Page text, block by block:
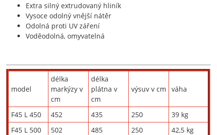
Extra silný extrudovaný hliník
Vysoce odolný vnější nátěr
Odolná proti UV záření
Voděodolná, omyvatelná
model
délka
markýzy v
cm
délka
plátna v
cm
výsuv v cm váha
F45 L 450 452 435 250
39 kg
F45 L 500
502 485 250
42,5 kg